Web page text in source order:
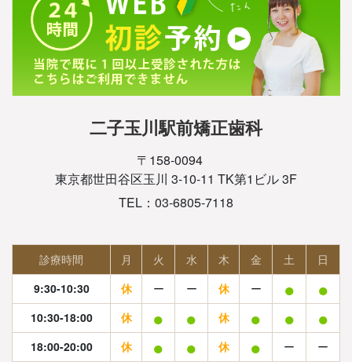
二子玉川駅前矯正歯科
〒158-0094
東京都世田谷区玉川 3-10-11 TK第1ビル 3F
TEL：03-6805-7118
診療時間 月 火 水 木 金 土
日
9:30-10:30
休 ー ー 休 ー ● ●
10:30-18:00 休 ● ● 休 ● ● ●
18:00-20:00 休 ● ● 休 ● ー ー